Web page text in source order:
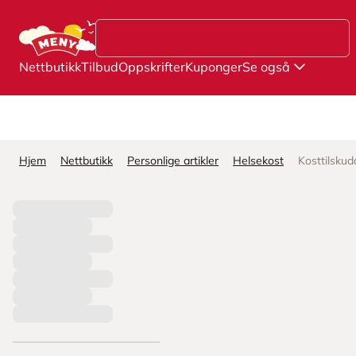
NettbutikkTilbudOppskrifterKupongerSe også
Hjem Nettbutikk Personlige artikler Helsekost